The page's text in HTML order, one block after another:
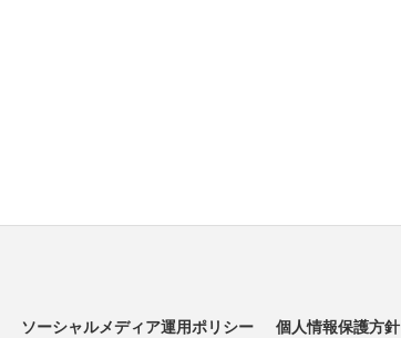
ソーシャルメディア運用ポリシー 個人情報保護方針